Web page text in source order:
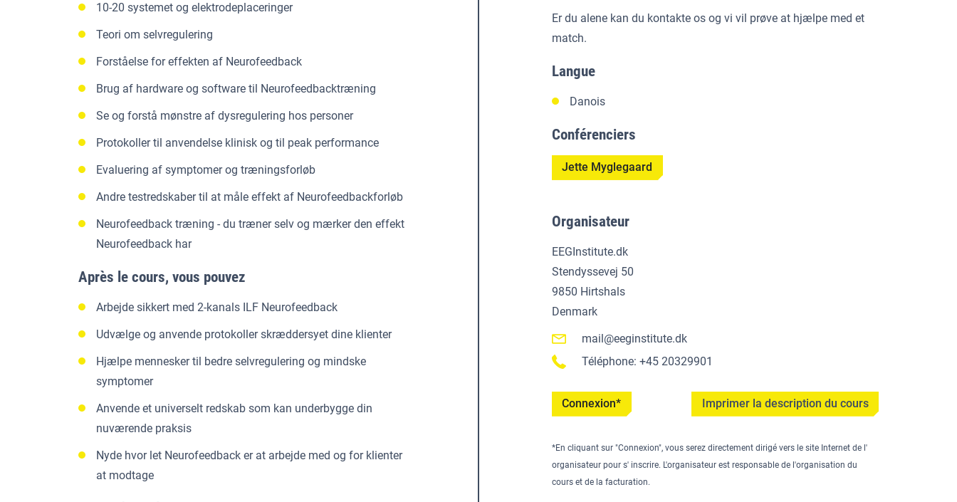
10-20 systemet og elektrodeplaceringer
Teori om selvregulering
Forståelse for effekten af Neurofeedback
Brug af hardware og software til Neurofeedbacktræning
Se og forstå mønstre af dysregulering hos personer
Protokoller til anvendelse klinisk og til peak performance
Evaluering af symptomer og træningsforløb
Andre testredskaber til at måle effekt af Neurofeedbackforløb
Neurofeedback træning - du træner selv og mærker den effekt
Neurofeedback har
Après le cours, vous pouvez
Arbejde sikkert med 2-kanals ILF Neurofeedback
Udvælge og anvende protokoller skræddersyet dine klienter
Hjælpe mennesker til bedre selvregulering og mindske
symptomer
Anvende et universelt redskab som kan underbygge din
nuværende praksis
Nyde hvor let Neurofeedback er at arbejde med og for klienter
at modtage
Er du alene kan du kontakte os og vi vil prøve at hjælpe med et
match.
Langue
Danois
Conférenciers
Jette Myglegaard
Organisateur
EEGInstitute.dk
Stendyssevej 50
9850 Hirtshals
Denmark
mail@eeginstitute.dk
Téléphone: +45 20329901
Connexion* Imprimer la description du cours
*En cliquant sur "Connexion", vous serez directement dirigé vers le site Internet de l'
organisateur pour s' inscrire. L'organisateur est responsable de l'organisation du
cours et de la facturation.